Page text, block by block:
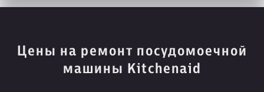
Цены на ремонт посудомоечной
машины Kitchenaid